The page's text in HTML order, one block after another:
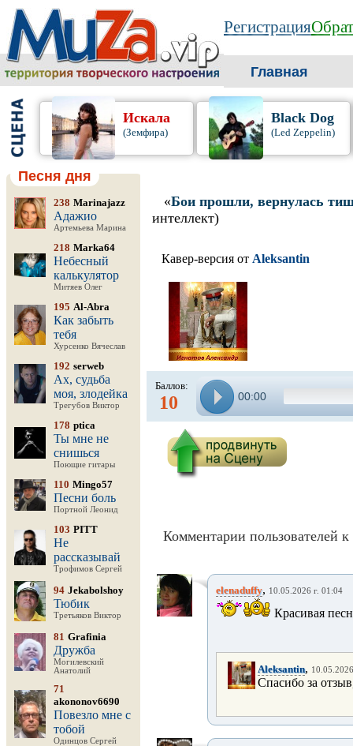
Регистрация
Главная
Искала
(Земфира)
Black Dog
(Led Zeppelin)
Песня дня
238 Marinajazz
Адажио
Артемьева Марина
218 Marka64
Небесный
калькулятор
Митяев Олег
195 Al-Abra
Как забыть
тебя
Хурсенко Вячеслав
192 serweb
Ах, судьба
моя, злодейка
Трегубов Виктор
178 ptica
Ты мне не
снишься
Поющие гитары
110 Mingo57
Песни боль
Портной Леонид
103 PITT
Не
рассказывай
Трофимов Сергей
94 Jekabolshoy
Тюбик
Третьяков Виктор
81 Grafinia
Дружба
Могилевский
Анатолий
71
akononov6690
Повезло мне с
тобой
Одинцов Сергей
«Бои прошли, вернулась
интеллект)
Кавер-версия от Aleksantin
Баллов:
10 00:00
Комментарии пользователей к
elenaduffy, 10.05.2026 г. 01:04
Красивая
Aleksantin,
Спасибо за